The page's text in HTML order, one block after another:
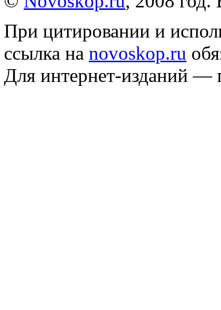
При цитировании и
ссылка на novoskop.ru
Для интернет-изданий —